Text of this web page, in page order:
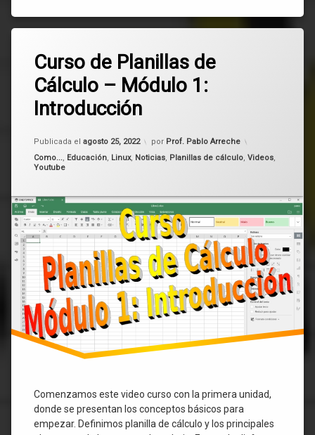
Curso de Planillas de
Cálculo – Módulo 1:
Introducción
Publicada el agosto 25, 2022
Actualizado el agosto 25, 2022
por Prof. Pablo Arreche
Categorías:
Como..., Educación, Linux, Noticias, Planillas de cálculo, Videos,
Youtube
Comenzamos este video curso con la primera unidad,
donde se presentan los conceptos básicos para
empezar. Definimos planilla de cálculo y los principales
calc
educación
Excel
Planilla
de
cálculo
un
comentario
en
Curso
de
Planillas
Cálculo
–
Módulo
Introducción